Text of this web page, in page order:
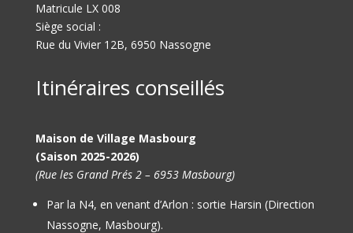
Matricule LX 008
Siège social :
Rue du Vivier 12B, 6950 Nassogne
Itinéraires conseillés
Maison de Village Masbourg
(Saison 2025-2026)
(Rue les Grand Prés 2 – 6953 Masbourg)
Par la N4, en venant d’Arlon : sortie Harsin (Direction
Nassogne, Masbourg).